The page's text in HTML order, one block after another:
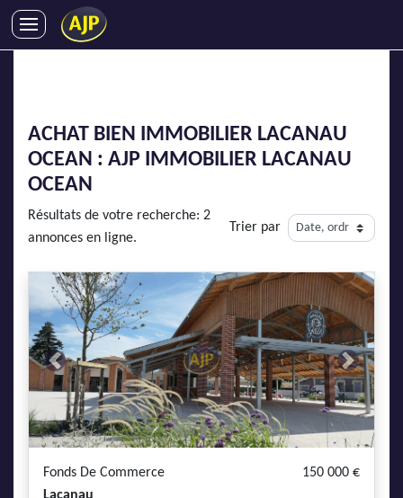
SYNDIC
IMMOBILIER NEUF
ENTREPRISES
DEVENIR FRANCHISÉ
AJP Recrute
AJP Actualités
Service Qualité Clients
ACHAT BIEN IMMOBILIER LACANAU
OCEAN : AJP IMMOBILIER LACANAU
OCEAN
Résultats de votre recherche: 2
annonces en ligne.
Trier par
Previous Next
Fonds De Commerce
150 000 €